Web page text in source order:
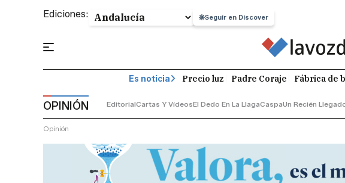
Ediciones: Seguir en Discover
Es noticia Precio luz Padre Coraje Fábrica de
OPINIÓN EditorialCartas Y VídeosEl Dedo En La LlagaCaspaUn Recién
Opinión